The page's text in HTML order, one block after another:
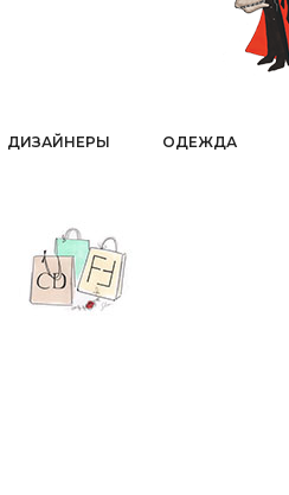
ДИЗАЙНЕРЫ ОДЕЖДА